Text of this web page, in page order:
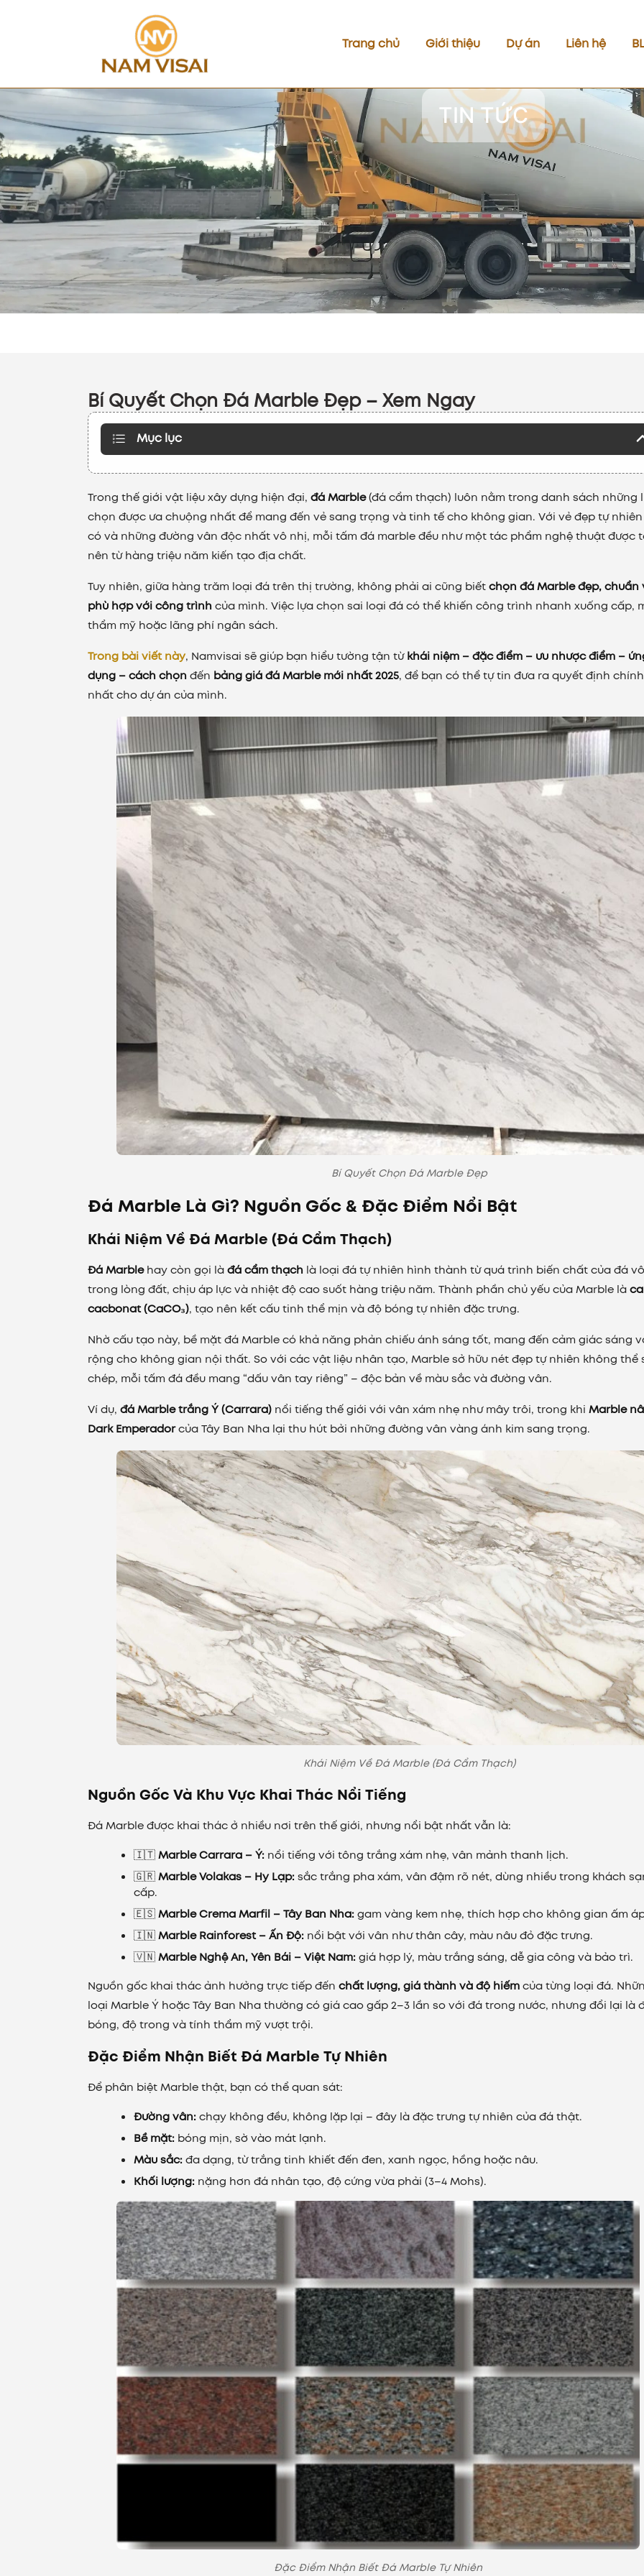
Trang chủ Giới thiệu Dự án Liên hệ
TIN TỨC
Bí Quyết Chọn Đá Marble Đẹp – Xem Ngay
Mục lục
Trong thế giới vật liệu xây dựng hiện đại, đá Marble(đá cẩm thạch) luôn nằm trong danh sách những
chọn được ưa chuộng nhất để mang đến vẻ sang trọng và tinh tế cho không gian. Với vẻ đẹp tự
có và những đường vân độc nhất vô nhị, mỗi tấm đá marble đều như một tác phẩm nghệ thuật được
nên từ hàng triệu năm kiến tạo địa chất.
Tuy nhiên, giữa hàng trăm loại đá trên thị trường, không phải ai cũng biếtchọn đá Marble đẹp, chuẩn
phù hợp với công trình của mình. Việc lựa chọn sai loại đá có thể khiến công trình nhanh xuống cấp,
thẩm mỹ hoặc lãng phí ngân sách.
Trong bài viết này, Namvisai sẽ giúp bạn hiểu tường tận từkhái niệm – đặc điểm – ưu nhược điểm –
dụng – cách chọn đến bảng giá đá Marble mới nhất 2025, để bạn có thể tự tin đưa ra quyết định
nhất cho dự án của mình.
Bí Quyết Chọn Đá Marble Đẹp
Đá Marble Là Gì? Nguồn Gốc & Đặc Điểm Nổi Bật
Khái Niệm Về Đá Marble (Đá Cẩm Thạch)
Đá Marblehay còn gọi làđá cẩm thạch là loại đá tự nhiên hình thành từ quá trình biến chất của đá
trong lòng đất, chịu áp lực và nhiệt độ cao suốt hàng triệu năm. Thành phần chủ yếu của Marble là
cacbonat (CaCO₃), tạo nên kết cấu tinh thể mịn và độ bóng tự nhiên đặc trưng.
Nhờ cấu tạo này, bề mặt đá Marble có khả năng phản chiếu ánh sáng tốt, mang đến cảm giác sáng
rộng cho không gian nội thất. So với các vật liệu nhân tạo, Marble sở hữu nét đẹp tự nhiên không thể
chép, mỗi tấm đá đều mang “dấu vân tay riêng” – độc bản về màu sắc và đường vân.
Ví dụ, đá Marble trắng Ý (Carrara) nổi tiếng thế giới với vân xám nhẹ như mây trôi, trong khi Marble
Dark Emperadorcủa Tây Ban Nha lại thu hút bởi những đường vân vàng ánh kim sang trọng.
Khái Niệm Về Đá Marble (Đá Cẩm Thạch)
Nguồn Gốc Và Khu Vực Khai Thác Nổi Tiếng
Đá Marble được khai thác ở nhiều nơi trên thế giới, nhưng nổi bật nhất vẫn là:
🇮🇹Marble Carrara – Ý: nổi tiếng với tông trắng xám nhẹ, vân mảnh thanh lịch.
🇬🇷Marble Volakas – Hy Lạp:sắc trắng pha xám, vân đậm rõ nét, dùng nhiều trong khách
cấp.
🇪🇸Marble Crema Marfil – Tây Ban Nha:gam vàng kem nhẹ, thích hợp cho không gian ấm
🇮🇳Marble Rainforest – Ấn Độ: nổi bật với vân như thân cây, màu nâu đỏ đặc trưng.
🇻🇳Marble Nghệ An, Yên Bái – Việt Nam:giá hợp lý, màu trắng sáng, dễ gia công và bảo trì.
Nguồn gốc khai thác ảnh hưởng trực tiếp đến chất lượng, giá thành và độ hiếmcủa từng loại đá.
loại Marble Ý hoặc Tây Ban Nha thường có giá cao gấp 2–3 lần so với đá trong nước, nhưng đổi lại là
bóng, độ trong và tính thẩm mỹ vượt trội.
Đặc Điểm Nhận Biết Đá Marble Tự Nhiên
Để phân biệt Marble thật, bạn có thể quan sát:
Đường vân:chạy không đều, không lặp lại – đây là đặc trưng tự nhiên của đá thật.
Bề mặt: bóng mịn, sờ vào mát lạnh.
Màu sắc:đa dạng, từ trắng tinh khiết đến đen, xanh ngọc, hồng hoặc nâu.
Khối lượng: nặng hơn đá nhân tạo, độ cứng vừa phải (3–4 Mohs).
Đặc Điểm Nhận Biết Đá Marble Tự Nhiên